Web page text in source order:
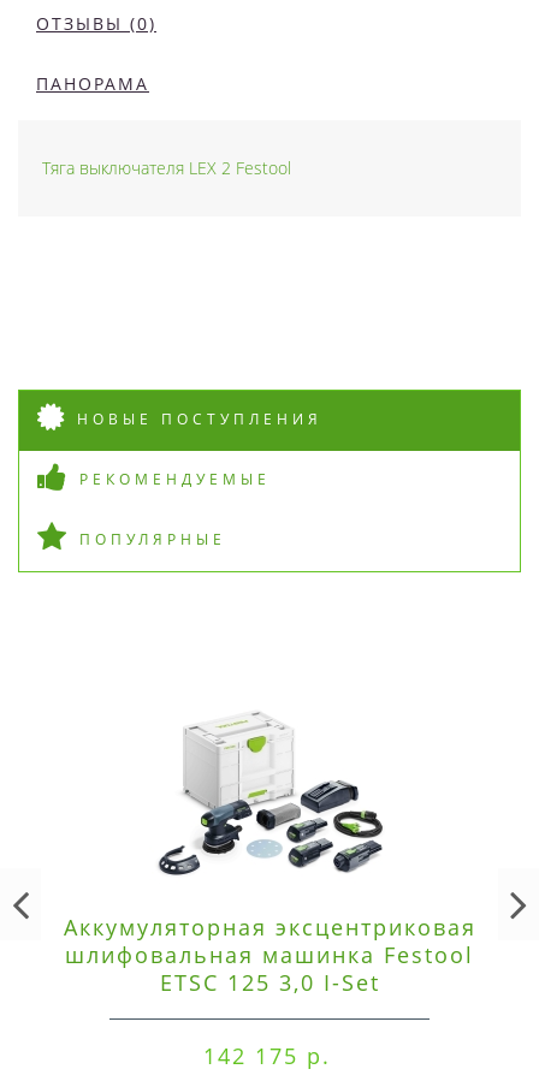
ОТЗЫВЫ (0)
ПАНОРАМА
Тяга выключателя LEX 2 Festool
НОВЫЕ ПОСТУПЛЕНИЯ
РЕКОМЕНДУЕМЫЕ
ПОПУЛЯРНЫЕ
Аккумуляторная эксцентриковая
шлифовальная машинка Festool
ETSC 125 3,0 I-Set
142 175 р.